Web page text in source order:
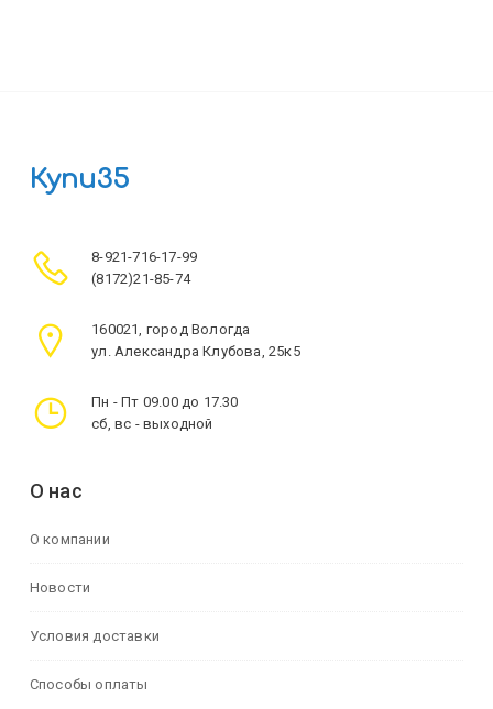
Купи35
8-921-716-17-99
(8172)21-85-74
160021, город Вологда
ул. Александра Клубова, 25к5
Пн - Пт 09.00 до 17.30
сб, вс - выходной
О нас
О компании
Новости
Условия доставки
Способы оплаты